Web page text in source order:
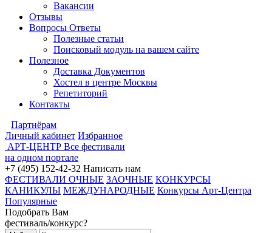
Вакансии
Отзывы
Вопросы Ответы
Полезные статьи
Поисковый модуль на вашем сайте
Полезное
Доставка Документов
Хостел в центре Москвы
Репетиторий
Контакты
Партнёрам
Личный кабинет Избранное
АРТ-ЦЕНТР Все фестивали
на одном портале
+7 (495) 152-42-32 Написать нам
ФЕСТИВАЛИ ОЧНЫЕ ЗАОЧНЫЕ КОНКУРСЫ
КАНИКУЛЫ МЕЖДУНАРОДНЫЕ Конкурсы Арт-Центра
Популярные
Подобрать Вам
фестиваль/конкурс?